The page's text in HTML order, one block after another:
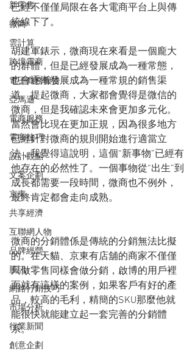
新零售
微商
雲計算
跨境電商
電子商務報告
亞馬遜
電商服務
電商技巧
設計觀點
文案企劃
京東
共享經濟
互聯網人物
品牌經營
騰訊
網路行銷技巧
市場分析
行業新聞
創意企劃
已經不僅僅局限在各大電商平台上與傳
統線下了。
胡建軍錶示，微商現在來看是一個龐大
的群體，但是已經發展成為一種常態，
也會逐漸發展成為一種常規的銷售渠
道。提起微商，大家都會覺得是微信的
微商，但是我確認未來會更加多元化。
當然會比現在更加正規，因為很多地方
已經針對微商的規則開始進行適當立
法，我覺得這說明，這個“新事物”已經有
他存在的必然性了。一個事物從“出生”到
成長都需要一段時間，微商也不例外，
最終肯定都會走向成熟。
微商的分銷體係是傳統的分銷無法比擬
的。在天貓、京東有店舖的商家不僅僅
只做零售同樣會做分銷，啟博的用戶裡
面就有這樣的案例，如果客戶有好的產
品，較高的毛利，精簡的SKU那麼他就
能很快就能建立起一套完善的分銷體
系。